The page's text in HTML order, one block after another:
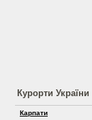
Курорти України
Карпати